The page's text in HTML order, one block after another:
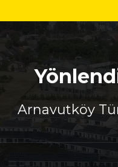
Arnavutköy